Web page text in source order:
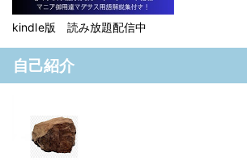
kindle版 読み放題配信中
自己紹介